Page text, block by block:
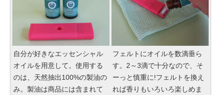
自分が好きなエッセンシャル
オイルを用意して。使用する
のは、天然抽出100%の製油の
み。製油は商品には含まれて
フェルトにオイルを数滴垂ら
す。2～3滴で十分なので、そ
ーっと慎重に!フェルトを換え
れば香りもいろいろ楽しめま